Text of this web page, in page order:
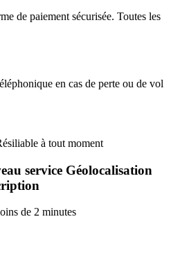
de paiement sécurisée. Toutes les
en cas de perte ou de vol
à tout moment
service Géolocalisation
de 2 minutes